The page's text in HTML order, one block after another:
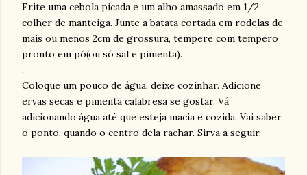
Frite uma cebola picada e um alho amassado em 1/2
colher de manteiga. Junte a batata cortada em rodelas de
mais ou menos 2cm de grossura, tempere com tempero
pronto em pó(ou só sal e pimenta).
.
Coloque um pouco de água, deixe cozinhar. Adicione
ervas secas e pimenta calabresa se gostar. Vá
adicionando água até que esteja macia e cozida. Vai saber
o ponto, quando o centro dela rachar. Sirva a seguir.